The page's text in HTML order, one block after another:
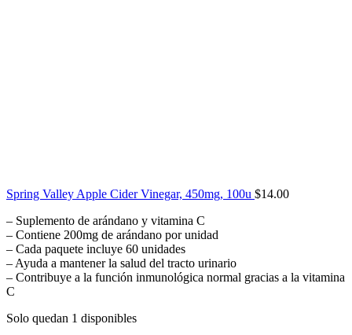
Spring Valley Apple Cider Vinegar, 450mg, 100u $14.00
– Suplemento de arándano y vitamina C
– Contiene 200mg de arándano por unidad
– Cada paquete incluye 60 unidades
– Ayuda a mantener la salud del tracto urinario
– Contribuye a la función inmunológica normal gracias a la vitamina
C
Solo quedan 1 disponibles